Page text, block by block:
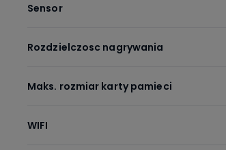
Sensor
Rozdzielczosc nagrywania
Maks. rozmiar karty pamieci
WIFI